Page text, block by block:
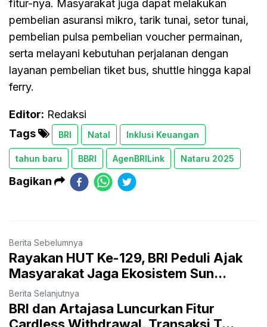
fitur-nya. Masyarakat juga dapat melakukan
pembelian asuransi mikro, tarik tunai, setor tunai,
pembelian pulsa pembelian voucher permainan,
serta melayani kebutuhan perjalanan dengan
layanan pembelian tiket bus, shuttle hingga kapal
ferry.
Editor: Redaksi
Tags
BRI Natal Inklusi Keuangan
tahun baru BBRI AgenBRILink Nataru 2025
Bagikan
Berita Sebelumnya
Rayakan HUT Ke-129, BRI Peduli Ajak
Masyarakat Jaga Ekosistem Sun...
Berita Selanjutnya
BRI dan Artajasa Luncurkan Fitur